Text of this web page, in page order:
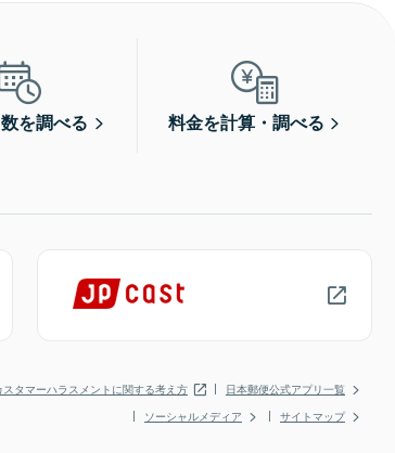
を調べる 料金を計算・調べる
スタマーハラスメントに関する考え方
日本郵便公式アプリ一覧
ソーシャルメディア
サイトマップ